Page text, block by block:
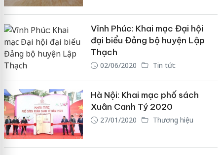
Vĩnh Phúc: Khai mạc Đại hội
đại biểu Đảng bộ huyện Lập
Thạch
02/06/2020 Tin tức
Hà Nội: Khai mạc phố sách
Xuân Canh Tý 2020
27/01/2020 Thương hiệu